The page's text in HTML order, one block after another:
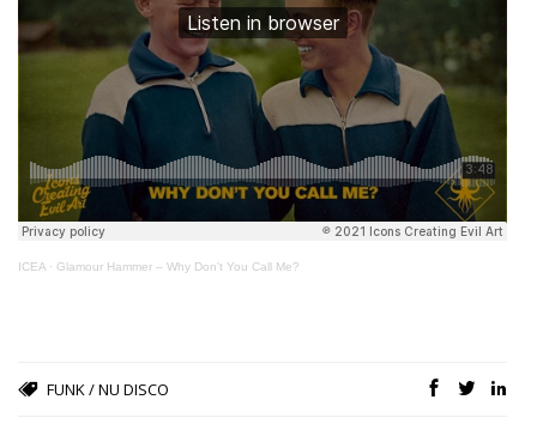
ICEA · Glamour Hammer – Why Don't You Call Me?
FUNK / NU DISCO